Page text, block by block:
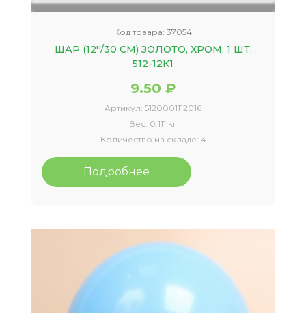
Код товара: 37054
ШАР (12''/30 СМ) ЗОЛОТО, ХРОМ, 1 ШТ.
512-12K1
9.50 ₽
Артикул: 5120001112016
Вес: 0.111 кг
Количество на складе: 4
Подробнее